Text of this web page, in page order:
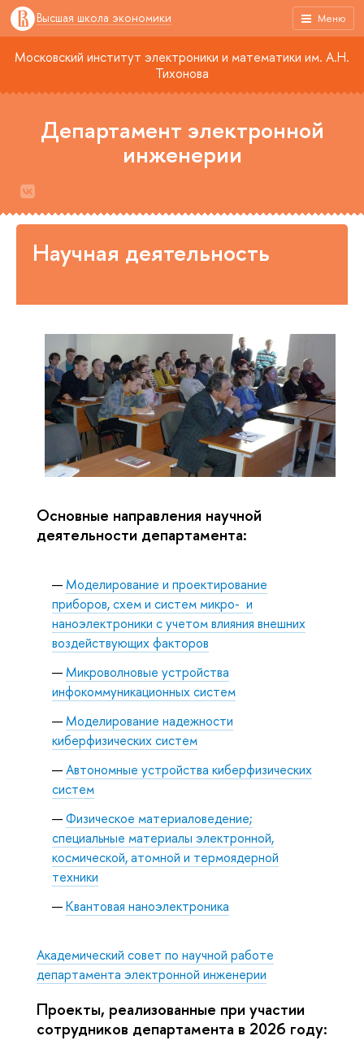
Меню
Высшая школа экономики
Московский институт электроники и математики им. А.Н.
Тихонова
Департамент электронной
инженерии
Научная деятельность
Основные направления научной
деятельности департамента:
Моделирование и проектирование
приборов, схем и систем микро- и
наноэлектроники с учетом влияния внешних
воздействующих факторов
Микроволновые устройства
инфокоммуникационных систем
Моделирование надежности
киберфизических систем
Автономные устройства киберфизических
систем
Физическое материаловедение;
специальные материалы электронной,
космической, атомной и термоядерной
техники
Квантовая наноэлектроника
Академический совет по научной работе
департамента электронной инженерии
Проекты, реализованные при участии
сотрудников департамента в 2026 году: